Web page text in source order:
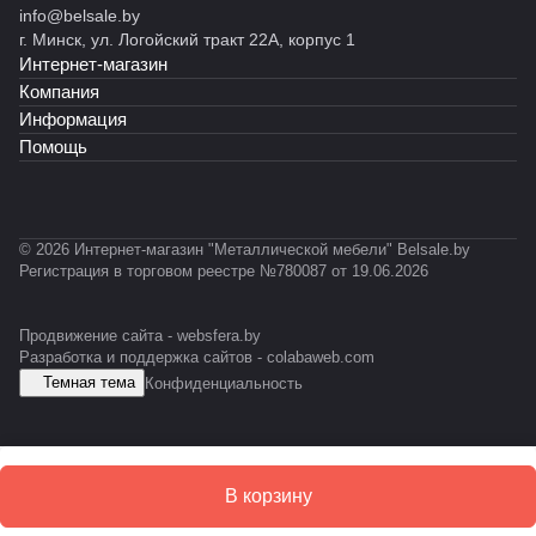
й
С
К
У
й
С
T
-
0
5
1
ы
й
С
У
М
-
E
й
С
Т
0
1
2
С
Т
0
2
3
С
0
1
2
В корзину
info@belsale.by
г. Минск, ул. Логойский тракт 22А, корпус 1
Интернет-магазин
Компания
Информация
Помощь
© 2026 Интернет-магазин "Металлической мебели" Belsale.by
Регистрация в торговом реестре №780087 от 19.06.2026
Продвижение сайта - websfera.by
Разработка и поддержка сайтов - colabaweb.com
Темная тема
Конфиденциальность